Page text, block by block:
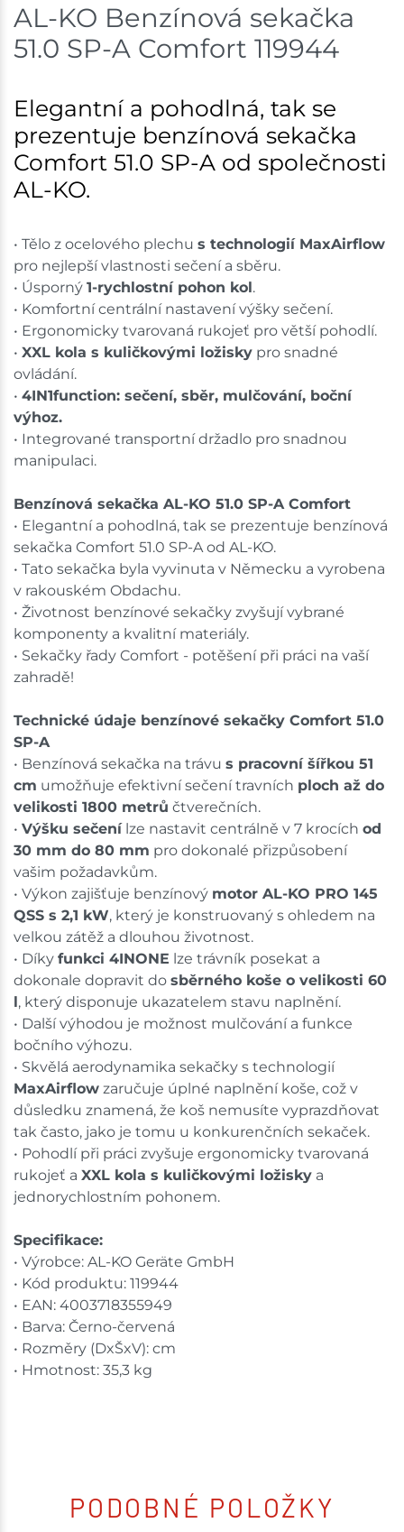
AL-KO Benzínová sekačka
51.0 SP-A Comfort 119944
Elegantní a pohodlná, tak se
prezentuje benzínová sekačka
Comfort 51.0 SP-A od společnosti
AL-KO.
• Tělo z ocelového plechu s technologií MaxAirflow
pro nejlepší vlastnosti sečení a sběru.
• Úsporný 1-rychlostní pohon kol.
• Komfortní centrální nastavení výšky sečení.
• Ergonomicky tvarovaná rukojeť pro větší pohodlí.
• XXL kola s kuličkovými ložisky pro snadné
ovládání.
• 4IN1function: sečení, sběr, mulčování, boční
výhoz.
• Integrované transportní držadlo pro snadnou
manipulaci.
Benzínová sekačka AL-KO 51.0 SP-A Comfort
• Elegantní a pohodlná, tak se prezentuje benzínová
sekačka Comfort 51.0 SP-A od AL-KO.
• Tato sekačka byla vyvinuta v Německu a vyrobena
v rakouském Obdachu.
• Životnost benzínové sekačky zvyšují vybrané
komponenty a kvalitní materiály.
• Sekačky řady Comfort - potěšení při práci na vaší
zahradě!
Technické údaje benzínové sekačky Comfort 51.0
SP-A
• Benzínová sekačka na trávu s pracovní šířkou 51
cm umožňuje efektivní sečení travních ploch až do
velikosti 1800 metrů čtverečních.
• Výšku sečenílze nastavit centrálně v 7 krocích od
30 mm do 80 mm pro dokonalé přizpůsobení
vašim požadavkům.
• Výkon zajišťuje benzínový motor AL-KO PRO 145
QSS s 2,1 kW, který je konstruovaný s ohledem na
velkou zátěž a dlouhou životnost.
• Díky funkci 4INONE lze trávník posekat a
dokonale dopravit do sběrného koše o velikosti 60
l, který disponuje ukazatelem stavu naplnění.
• Další výhodou je možnost mulčování a funkce
bočního výhozu.
• Skvělá aerodynamika sekačky s technologií
MaxAirflow zaručuje úplné naplnění koše, což v
důsledku znamená, že koš nemusíte vyprazdňovat
tak často, jako je tomu u konkurenčních sekaček.
• Pohodlí při práci zvyšuje ergonomicky tvarovaná
rukojeť a XXL kola s kuličkovými ložisky a
jednorychlostním pohonem.
Specifikace:
• Výrobce: AL-KO Geräte GmbH
• Kód produktu: 119944
• EAN: 4003718355949
• Barva: Černo-červená
• Rozměry (DxŠxV): cm
• Hmotnost: 35,3 kg
PODOBNÉ POLOŽKY